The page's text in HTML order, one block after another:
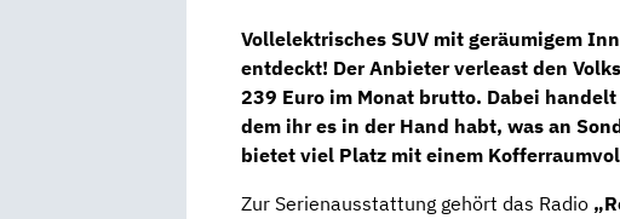
Vollelektrisches SUV mit geräumigem
entdeckt! Der Anbieter verleast den
239 Euro im Monat brutto. Dabei
dem ihr es in der Hand habt, was an
bietet viel Platz mit einem
Zur Serienausstattung gehört das Radio